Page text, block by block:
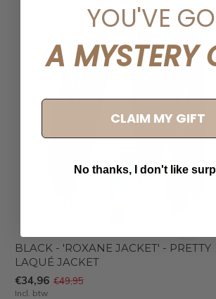
BLACK - 'ROXANE JACKET' - PRETTY
LAQUÉ JACKET
€34,96 €49,95
Incl. btw
YOU'VE
A MYSTERY
CLAIM MY GIFT
No thanks, I don't like